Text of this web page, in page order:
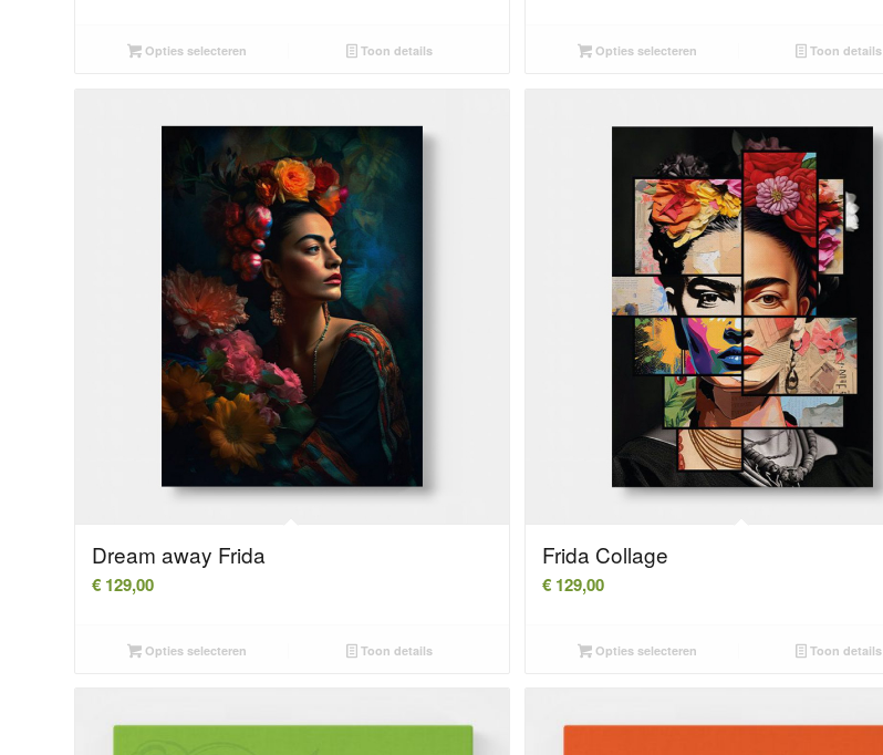
Opties selecteren Toon details Opties selecteren Toon details
Dream away Frida
€ 129,00
Opties selecteren Toon details
Frida Collage
€129,00
Opties selecteren Toon details